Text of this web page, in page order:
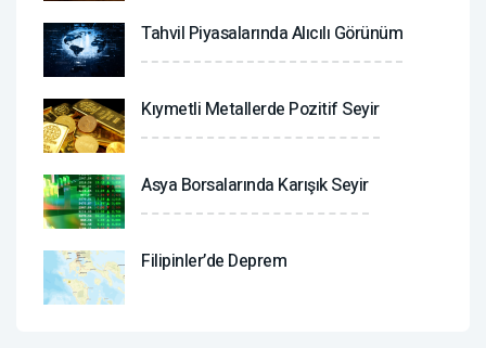
Tahvil Piyasalarında Alıcılı Görünüm
Kıymetli Metallerde Pozitif Seyir
Asya Borsalarında Karışık Seyir
Filipinler’de Deprem